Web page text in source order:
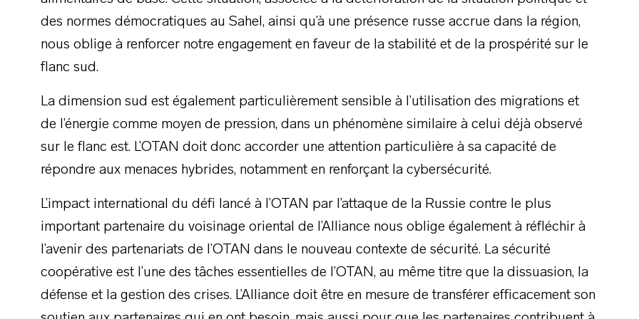
des normes démocratiques au Sahel, ainsi qu’à une présence russe accrue dans la région,
nous oblige à renforcer notre engagement en faveur de la stabilité et de la prospérité sur le
flanc sud.
La dimension sud est également particulièrement sensible à l’utilisation des migrations et
de l’énergie comme moyen de pression, dans un phénomène similaire à celui déjà observé
sur le flanc est. L’OTAN doit donc accorder une attention particulière à sa capacité de
répondre aux menaces hybrides, notamment en renforçant la cybersécurité.
L’impact international du défi lancé à l’OTAN par l’attaque de la Russie contre le plus
important partenaire du voisinage oriental de l’Alliance nous oblige également à réfléchir à
l’avenir des partenariats de l’OTAN dans le nouveau contexte de sécurité. La sécurité
coopérative est l’une des tâches essentielles de l’OTAN, au même titre que la dissuasion, la
défense et la gestion des crises. L’Alliance doit être en mesure de transférer efficacement son